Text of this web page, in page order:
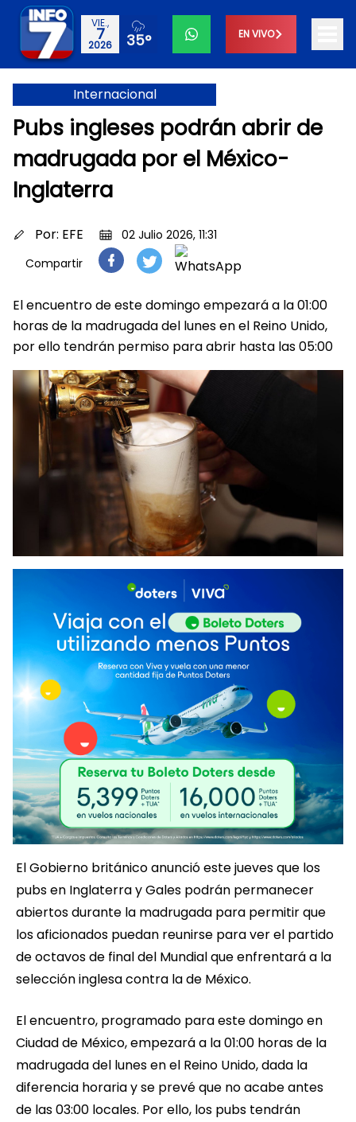
VIE.,
7
2026 35° EN VIVO
Internacional
Pubs ingleses podrán abrir de
madrugada por el México-
Inglaterra
Por: EFE
02 Julio 2026, 11:31
Compartir
El encuentro de este domingo empezará a la 01:00
horas de la madrugada del lunes en el Reino Unido,
por ello tendrán permiso para abrir hasta las 05:00
El Gobierno británico anunció este jueves que los
pubs en Inglaterra y Gales podrán permanecer
abiertos durante la madrugada para permitir que
los aficionados puedan reunirse para ver el partido
de octavos de final del Mundial que enfrentará a la
selección inglesa contra la de México.
El encuentro, programado para este domingo en
Ciudad de México, empezará a la 01:00 horas de la
madrugada del lunes en el Reino Unido, dada la
diferencia horaria y se prevé que no acabe antes
de las 03:00 locales. Por ello, los pubs tendrán